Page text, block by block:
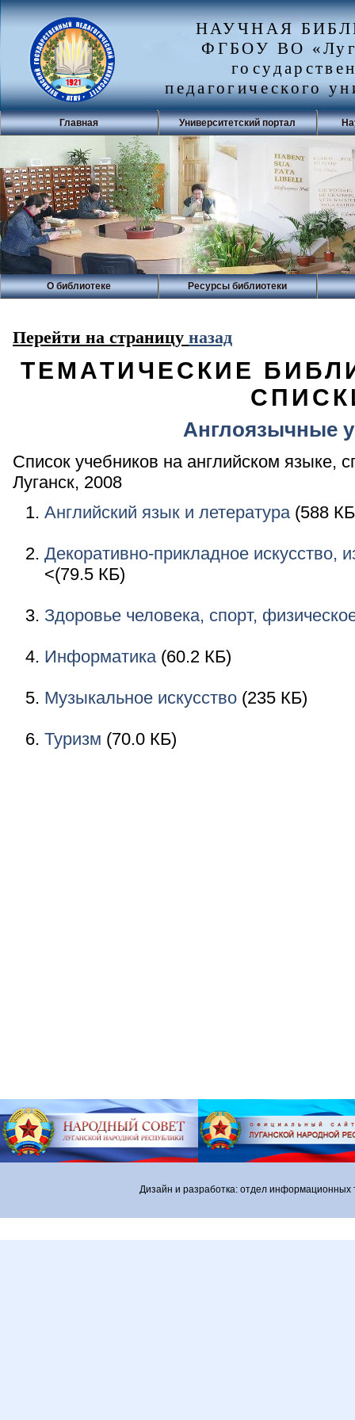
НАУЧНАЯ
ФГБОУ ВО
педагогического
Главная Университетский портал
О библиотеке Ресурсы библиотеки
Перейти на страницу назад
ТЕМАТИЧЕСКИЕ
Англоязычные
Список учебников на английском языке,
Луганск, 2008
Английский язык и летература(588
Декоративно-прикладное искусство,
<(79.5 КБ)
Здоровье человека, спорт,
Информатика(60.2 КБ)
Музыкальное искусство (235 КБ)
Туризм (70.0 КБ)
Дизайн и разработка: отдел информационных